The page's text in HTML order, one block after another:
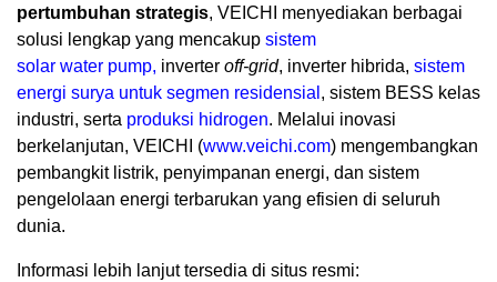
pertumbuhan strategis, VEICHI menyediakan berbagai
solusi lengkap yang mencakup sistem
solar water pump, inverter off-grid, inverter hibrida, sistem
energi surya untuk segmen residensial , sistem BESS kelas
industri, serta produksi hidrogen. Melalui inovasi
berkelanjutan, VEICHI (www.veichi.com) mengembangkan
pembangkit listrik, penyimpanan energi, dan sistem
pengelolaan energi terbarukan yang efisien di seluruh
dunia.
Informasi lebih lanjut tersedia di situs resmi: